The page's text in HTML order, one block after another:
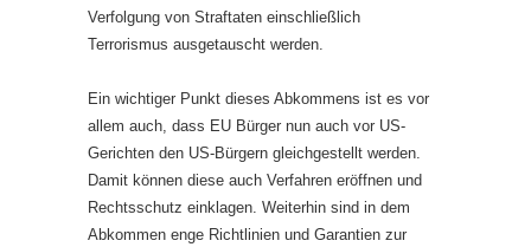
Verfolgung von Straftaten einschließlich
Terrorismus ausgetauscht werden.
Ein wichtiger Punkt dieses Abkommens ist es vor
allem auch, dass EU Bürger nun auch vor US-
Gerichten den US-Bürgern gleichgestellt werden.
Damit können diese auch Verfahren eröffnen und
Rechtsschutz einklagen. Weiterhin sind in dem
Abkommen enge Richtlinien und Garantien zur